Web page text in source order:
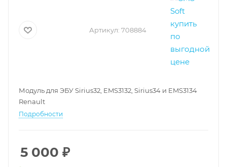
Артикул: 708884
Модуль для ЭБУ Sirius32, EMS3132, Sirius34 и EMS3134
Renault
Подробности
5 000 ₽